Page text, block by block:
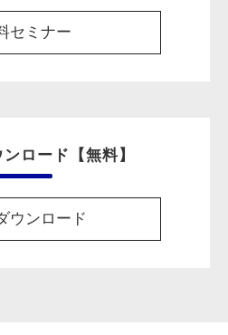
セミナー
ロード【無料】
ウンロード